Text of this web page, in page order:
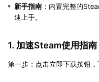
新手指南 ：内置完整的
速上手。
1. 加速Steam使用指南
第一步：点击立即下载按钮，